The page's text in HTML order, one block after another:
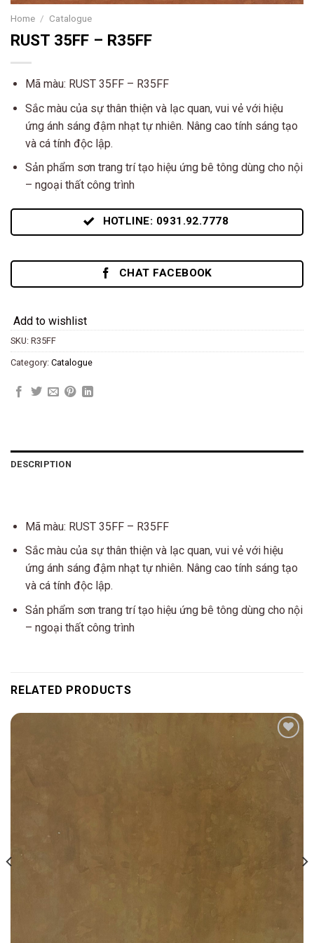
Home / Catalogue
RUST 35FF – R35FF
Mã màu: RUST 35FF – R35FF
Sắc màu của sự thân thiện và lạc quan, vui vẻ với hiệu
ứng ánh sáng đậm nhạt tự nhiên. Nâng cao tính sáng tạo
và cá tính độc lập.
Sản phẩm sơn trang trí tạo hiệu ứng bê tông dùng cho nội
– ngoại thất công trình
HOTLINE: 0931.92.7778
CHAT FACEBOOK
Add to wishlist
SKU: R35FF
Category: Catalogue
DESCRIPTION
Mã màu: RUST 35FF – R35FF
Sắc màu của sự thân thiện và lạc quan, vui vẻ với hiệu
ứng ánh sáng đậm nhạt tự nhiên. Nâng cao tính sáng tạo
và cá tính độc lập.
Sản phẩm sơn trang trí tạo hiệu ứng bê tông dùng cho nội
– ngoại thất công trình
RELATED PRODUCTS